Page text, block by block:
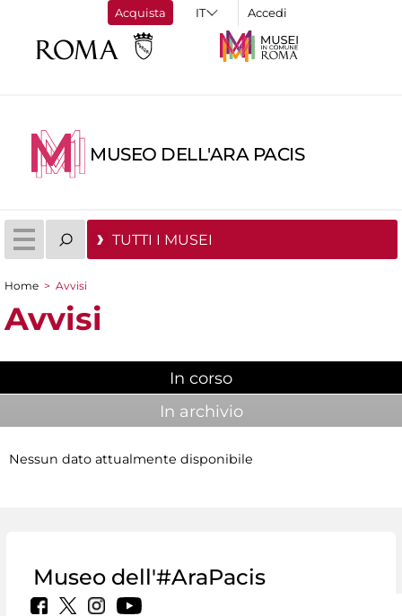
Acquista Accedi
MUSEO DELL'ARA PACIS
TUTTI I MUSEI
Tu sei qui
Home > Avvisi
Avvisi
In corso
In archivio
Nessun dato attualmente disponibile
Museo dell'#AraPacis